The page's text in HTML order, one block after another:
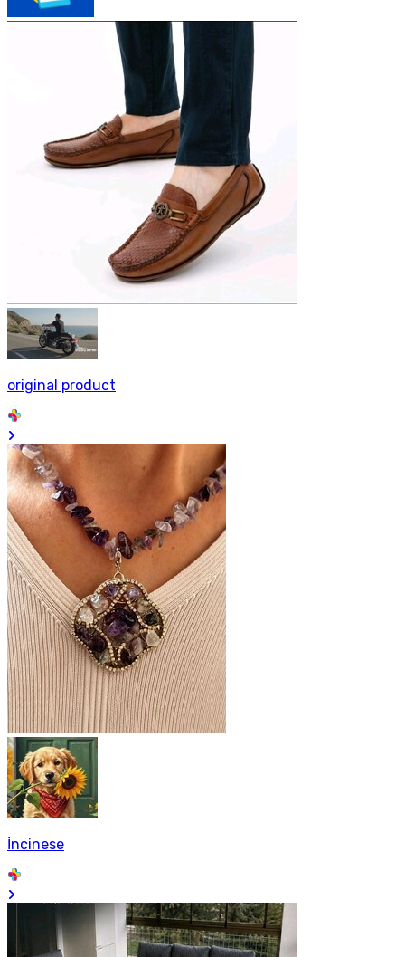
original product
İncinese